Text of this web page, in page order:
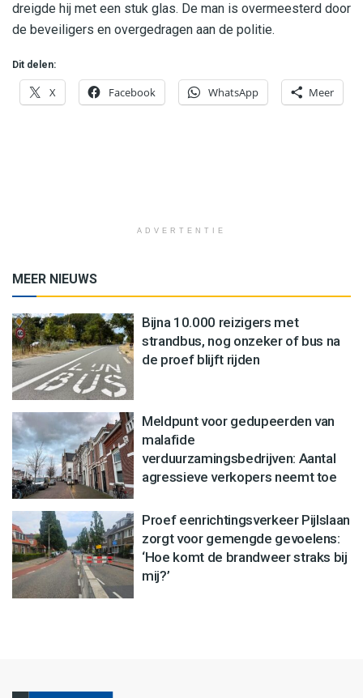
dreigde hij met een stuk glas. De man is overmeesterd door
de beveiligers en overgedragen aan de politie.
Dit delen:
X Facebook WhatsApp Meer
ADVERTENTIE
MEER NIEUWS
Bijna 10.000 reizigers met
strandbus, nog onzeker of bus na
de proef blijft rijden
Meldpunt voor gedupeerden van
malafide
verduurzamingsbedrijven: Aantal
agressieve verkopers neemt toe
Proef eenrichtingsverkeer Pijlslaan
zorgt voor gemengde gevoelens:
‘Hoe komt de brandweer straks bij
mij?’